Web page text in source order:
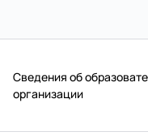
Сведения об
организации